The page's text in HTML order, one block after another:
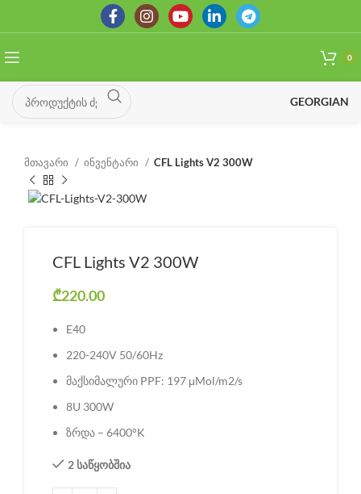
0
GEORGIAN
მთავარი ინვენტარი CFL Lights V2 300W
CFL Lights V2 300W
₾220.00
E40
220-240V 50/60Hz
მაქსიმალური PPF: 197 μMol/m2/s
8U 300W
ზრდა – 6400°K
2 საწყობშია